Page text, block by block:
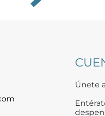
Únete